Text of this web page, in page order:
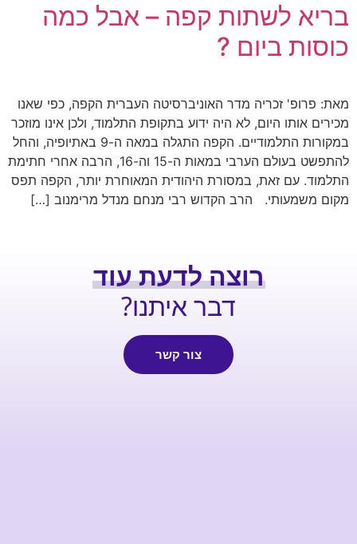
בריא לשתות קפה – אבל כמה
כוסות ביום ?
מאת: פרופ' זכריה מדר האוניברסיטה העברית הקפה, כפי שאנו
מכירים אותו היום, לא היה ידוע בתקופת התלמוד, ולכן אינו מוזכר
במקורות התלמודיים. הקפה התגלה במאה ה-9 באתיופיה, והחל
להתפשט בעולם הערבי במאות ה-15 וה-16, הרבה אחרי חתימת
התלמוד. עם זאת, במסורת היהודית המאוחרת יותר, הקפה תפס
מקום משמעותי. הרב הקדוש רבי מנחם מנדל מרימנוב […]
רוצה לדעת עוד
דבר איתנו?
צור קשר